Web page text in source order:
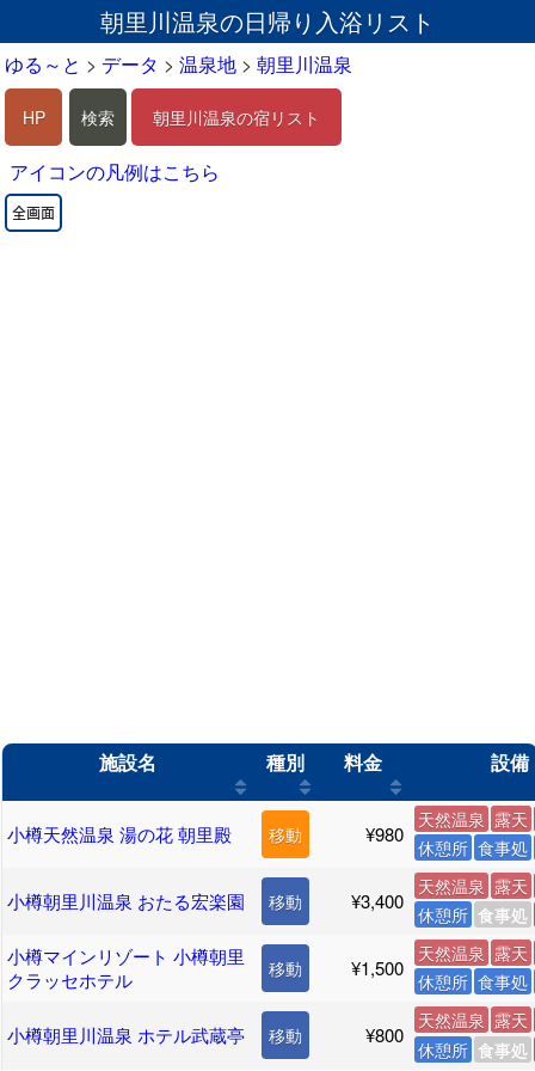
朝里川温泉の日帰り入浴リスト
ゆる～と > データ > 温泉地 > 朝里川温泉
HP 検索 朝里川温泉の宿リスト
アイコンの凡例はこちら
施設名 種別 料金 設備
小樽天然温泉 湯の花 朝里殿 移動 ¥980
天然温泉 露天
休憩所 食事処
小樽朝里川温泉 おたる宏楽園 移動 ¥3,400
天然温泉 露天
休憩所 食事処
小樽マインリゾート 小樽朝里
クラッセホテル
移動 ¥1,500
天然温泉 露天
休憩所 食事処
小樽朝里川温泉 ホテル武蔵亭 移動 ¥800
天然温泉 露天
休憩所 食事処